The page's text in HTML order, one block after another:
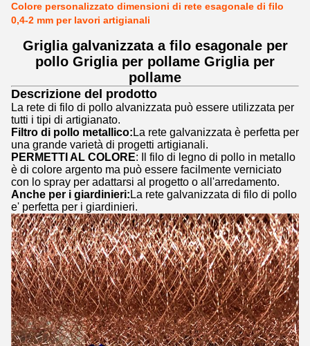
Colore personalizzato dimensioni di rete esagonale di filo
0,4-2 mm per lavori artigianali
Griglia galvanizzata a filo esagonale per
pollo Griglia per pollame Griglia per
pollame
Descrizione del prodotto
La rete di filo di pollo alvanizzata può essere utilizzata per
tutti i tipi di artigianato.
Filtro di pollo metallico: La rete galvanizzata è perfetta per
una grande varietà di progetti artigianali.
PERMETTI AL COLORE: Il filo di legno di pollo in metallo
è di colore argento ma può essere facilmente verniciato
con lo spray per adattarsi al progetto o all'arredamento.
Anche per i giardinieri: La rete galvanizzata di filo di pollo
e' perfetta per i giardinieri.